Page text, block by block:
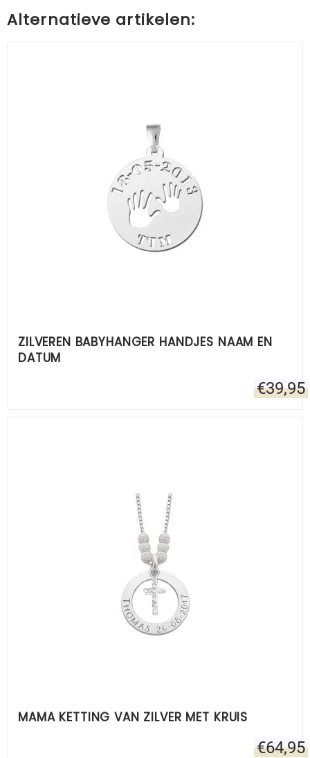
Alternatieve artikelen:
ZILVEREN BABYHANGER HANDJES NAAM EN
DATUM
€39,95
MAMA KETTING VAN ZILVER MET KRUIS
€64,95